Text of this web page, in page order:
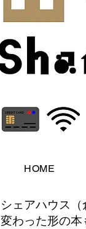
HOME
シェアハウス
変わった形の本